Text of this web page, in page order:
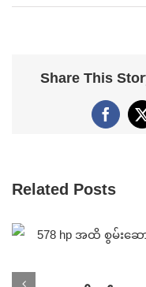
Share This
Related Posts